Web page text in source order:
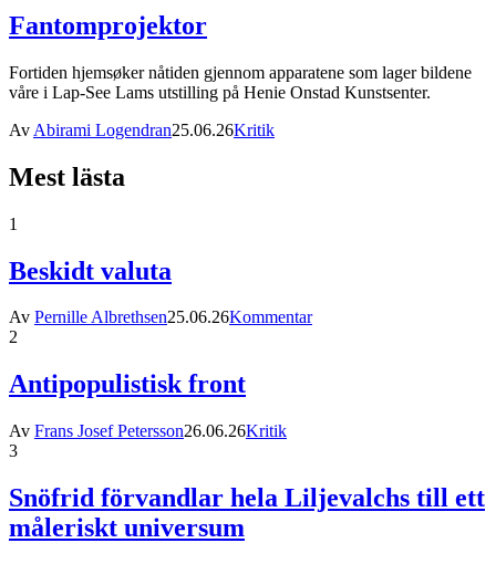
Fantomprojektor
Fortiden hjemsøker nåtiden gjennom apparatene som lager bildene
våre i Lap-See Lams utstilling på Henie Onstad Kunstsenter.
Av Abirami Logendran25.06.26Kritik
Mest lästa
1
Beskidt valuta
Av Pernille Albrethsen25.06.26Kommentar
2
Antipopulistisk front
Av Frans Josef Petersson26.06.26Kritik
3
Snöfrid förvandlar hela Liljevalchs till ett
måleriskt universum